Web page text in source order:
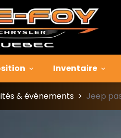
Inventaire
& événements > Jeep